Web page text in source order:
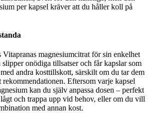
per kapsel kräver att du håller koll på
Vitapranas magnesiumcitrat för sin enkelhet
onödiga tillsatser och får kapslar som
andra kosttillskott, särskilt om du tar dem
rekommendationen. Eftersom varje kapsel
kan du själv anpassa dosen – perfekt
och trappa upp vid behov, eller om du vill
med annan kost.